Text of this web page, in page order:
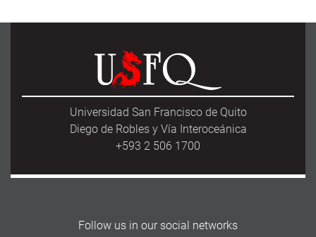
Universidad San Francisco de Quito
Diego de Robles y Vía Interoceánica
+593 2 506 1700
Follow us in our social networks